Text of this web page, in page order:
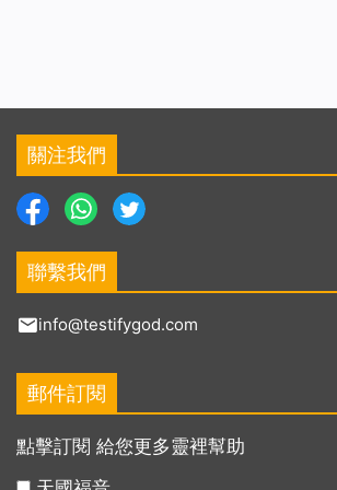
關注我們
聯繫我們
info@testifygod.com
郵件訂閱
點擊訂閱 給您更多靈裡幫助